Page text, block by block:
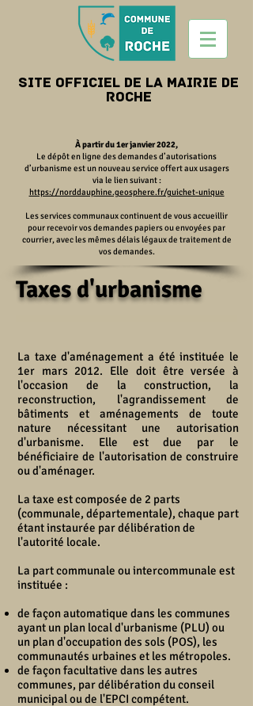
Site officiel de la mairie de
roche
À partir du 1er janvier 2022,
Le dépôt en ligne des demandes d’autorisations
d’urbanisme est un nouveau service offert aux usagers
via le lien suivant :
https://norddauphine.geosphere.fr/guichet-unique
Les services communaux continuent de vous accueillir
pour recevoir vos demandes papiers ou envoyées par
courrier, avec les mêmes délais légaux de traitement de
vos demandes.
Taxes d'urbanisme
La taxe d'aménagement a été instituée le
1er mars 2012. Elle doit être versée à
l'occasion de la construction, la
reconstruction, l'agrandissement de
bâtiments et aménagements de toute
nature nécessitant une autorisation
d'urbanisme. Elle est due par le
bénéficiaire de l'autorisation de construire
ou d'aménager.
La taxe est composée de 2 parts
(communale, départementale), chaque part
étant instaurée par délibération de
l'autorité locale.
La part communale ou intercommunale est
instituée :
de façon automatique dans les communes
ayant un plan local d'urbanisme (PLU) ou
un plan d'occupation des sols (POS), les
communautés urbaines et les métropoles.
de façon facultative dans les autres
communes, par délibération du conseil
municipal ou de l'EPCI compétent.